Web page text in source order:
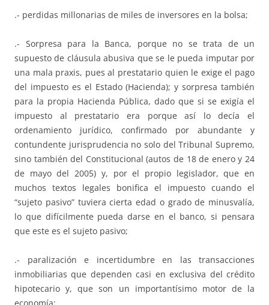
.- perdidas millonarias de miles de inversores en la bolsa;
.- Sorpresa para la Banca, porque no se trata de un
supuesto de cláusula abusiva que se le pueda imputar por
una mala praxis, pues al prestatario quien le exige el pago
del impuesto es el Estado (Hacienda); y sorpresa también
para la propia Hacienda Pública, dado que si se exigía el
impuesto al prestatario era porque así lo decía el
ordenamiento jurídico, confirmado por abundante y
contundente jurisprudencia no solo del Tribunal Supremo,
sino también del Constitucional (autos de 18 de enero y 24
de mayo del 2005) y, por el propio legislador, que en
muchos textos legales bonifica el impuesto cuando el
“sujeto pasivo” tuviera cierta edad o grado de minusvalía,
lo que difícilmente pueda darse en el banco, si pensara
que este es el sujeto pasivo;
.- paralización e incertidumbre en las transacciones
inmobiliarias que dependen casi en exclusiva del crédito
hipotecario y, que son un importantísimo motor de la